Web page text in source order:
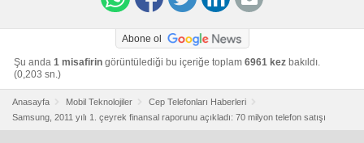
Abone ol
Şu anda 1 misafirin görüntülediği bu içeriğe toplam 6961 kez bakıldı.
(0,203 sn.)
Anasayfa Mobil Teknolojiler
Cep Telefonları Haberleri
Samsung, 2011 yılı 1. çeyrek finansal raporunu açıkladı: 70 milyon telefon satışı